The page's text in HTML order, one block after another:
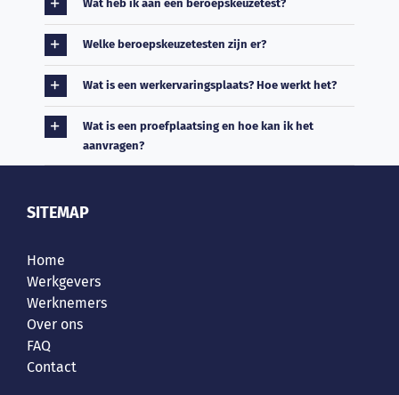
Wat heb ik aan een beroepskeuzetest?
Welke beroepskeuzetesten zijn er?
Wat is een werkervaringsplaats? Hoe werkt het?
Wat is een proefplaatsing en hoe kan ik het
aanvragen?
SITEMAP
Home
Werkgevers
Werknemers
Over ons
FAQ
Contact